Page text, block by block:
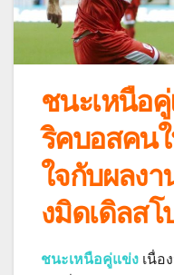
ชนะเหนือ
ริคบอสคน
ใจกับผลง
งมิดเดิลสโ
ชนะเหนือคู่แข่ง เนื่อ